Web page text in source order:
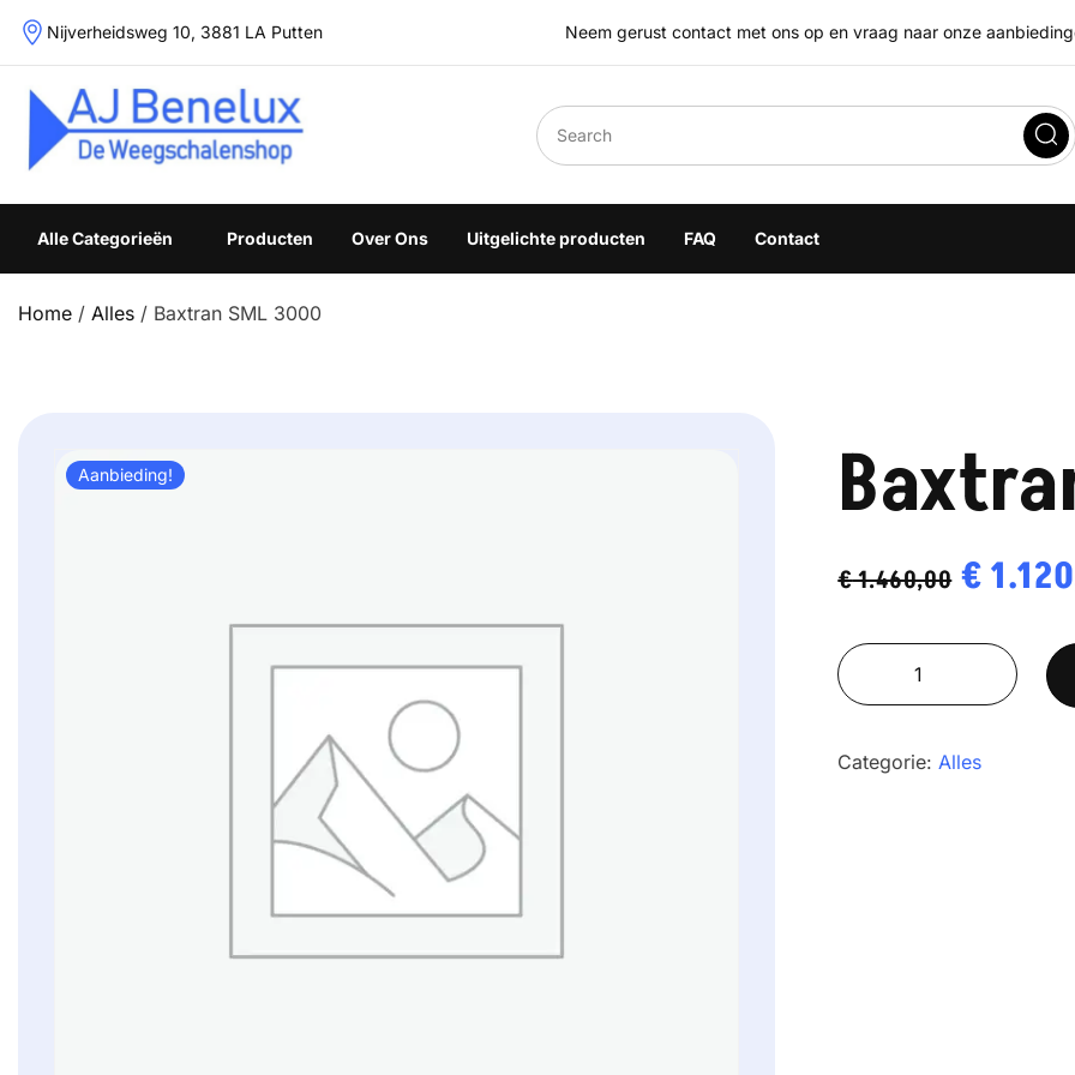
Skip
Nijverheidsweg 10, 3881 LA Putten Neem gerust contact met ons op en vraag naar onze
Weegschalenshop | Precisieweegschalen & Industriële Weegoplossingen
Alle Categorieën Producten Over Ons Uitgelichte producten FAQ Contact
Home / Alles / Baxtran SML 3000
Aanbieding!
€1.460,00
was:
€
€
Baxtran
SML
aantal
Categorie:Alles